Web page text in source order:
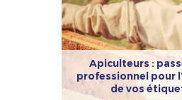
Apiculteurs :
professionnel pour
de vos